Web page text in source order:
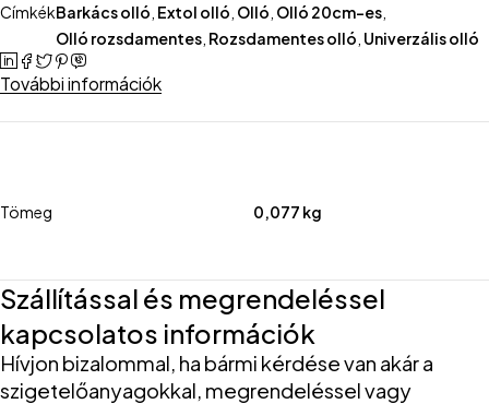
CímkékBarkács olló Extol olló Olló Olló 20cm-es
Olló rozsdamentes Rozsdamentes olló Univerzális olló
További információk
Tömeg 0,077 kg
Szállítással és megrendeléssel
kapcsolatos információk
Hívjon bizalommal, ha bármi kérdése van akár a
szigetelőanyagokkal, megrendeléssel vagy